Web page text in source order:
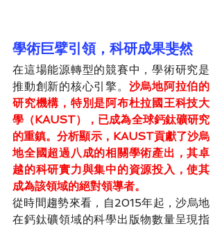
學術巨擘引領，科研成果斐然
在這場能源轉型的競賽中，學術研究是
推動創新的核心引擎。 沙烏地阿拉伯的
研究機構，特別是阿布杜拉國王科技大
學（KAUST），已成為全球鈣鈦礦研究
的重鎮。分析顯示，KAUST貢獻了沙烏
地全國超過八成的相關學術產出，其卓
越的科研實力與集中的資源投入，使其
成為該領域的絕對領導者。
從時間趨勢來看，自2015年起，沙烏地
在鈣鈦礦領域的科學出版物數量呈現指